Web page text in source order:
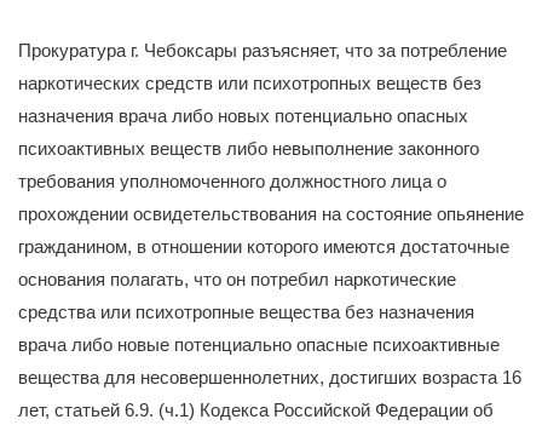
Прокуратура г. Чебоксары разъясняет, что за потребление
наркотических средств или психотропных веществ без
назначения врача либо новых потенциально опасных
психоактивных веществ либо невыполнение законного
требования уполномоченного должностного лица о
прохождении освидетельствования на состояние опьянение
гражданином, в отношении которого имеются достаточные
основания полагать, что он потребил наркотические
средства или психотропные вещества без назначения
врача либо новые потенциально опасные психоактивные
вещества для несовершеннолетних, достигших возраста 16
лет, статьей 6.9. (ч.1) Кодекса Российской Федерации об